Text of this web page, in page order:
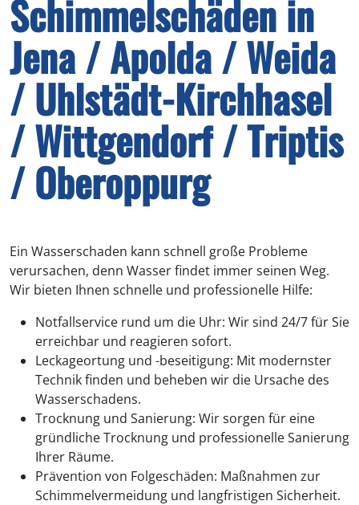
Schimmelschäden in
Jena / Apolda / Weida
/ Uhlstädt-Kirchhasel
/ Wittgendorf / Triptis
/ Oberoppurg
Ein Wasserschaden kann schnell große Probleme
verursachen, denn Wasser findet immer seinen Weg.
Wir bieten Ihnen schnelle und professionelle Hilfe:
Notfallservice rund um die Uhr: Wir sind 24/7 für Sie
erreichbar und reagieren sofort.
Leckageortung und -beseitigung: Mit modernster
Technik finden und beheben wir die Ursache des
Wasserschadens.
Trocknung und Sanierung: Wir sorgen für eine
gründliche Trocknung und professionelle Sanierung
Ihrer Räume.
Prävention von Folgeschäden: Maßnahmen zur
Schimmelvermeidung und langfristigen Sicherheit.